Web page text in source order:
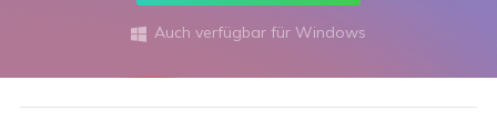
 Auch verfügbar für Windows